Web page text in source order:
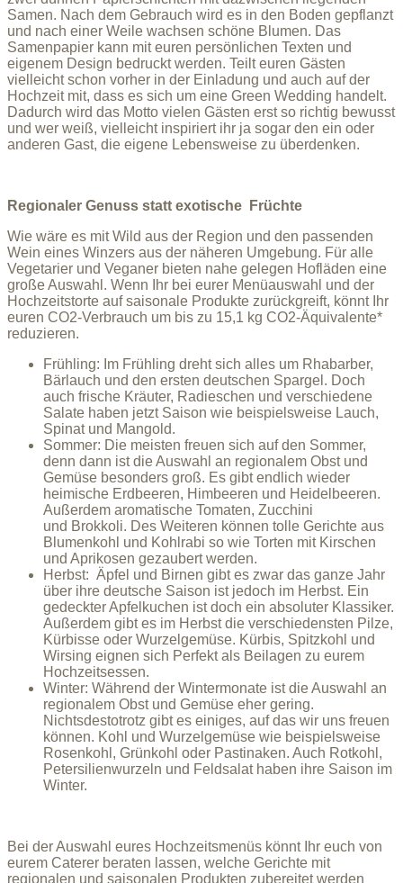
Samen. Nach dem Gebrauch wird es in den Boden gepflanzt
und nach einer Weile wachsen schöne Blumen. Das
Samenpapier kann mit euren persönlichen Texten und
eigenem Design bedruckt werden. Teilt euren Gästen
vielleicht schon vorher in der Einladung und auch auf der
Hochzeit mit, dass es sich um eine Green Wedding handelt.
Dadurch wird das Motto vielen Gästen erst so richtig bewusst
und wer weiß, vielleicht inspiriert ihr ja sogar den ein oder
anderen Gast, die eigene Lebensweise zu überdenken.
Regionaler Genuss statt exotische Früchte
Wie wäre es mit Wild aus der Region und den passenden
Wein eines Winzers aus der näheren Umgebung. Für alle
Vegetarier und Veganer bieten nahe gelegen Hofläden eine
große Auswahl. Wenn Ihr bei eurer Menüauswahl und der
Hochzeitstorte auf saisonale Produkte zurückgreift, könnt Ihr
euren CO2-Verbrauch um bis zu 15,1 kg CO2-Äquivalente*
reduzieren.
Frühling: Im Frühling dreht sich alles um Rhabarber,
Bärlauch und den ersten deutschen Spargel. Doch
auch frische Kräuter, Radieschen und verschiedene
Salate haben jetzt Saison wie beispielsweise Lauch,
Spinat und Mangold.
Sommer: Die meisten freuen sich auf den Sommer,
denn dann ist die Auswahl an regionalem Obst und
Gemüse besonders groß. Es gibt endlich wieder
heimische Erdbeeren, Himbeeren und Heidelbeeren.
Außerdem aromatische Tomaten, Zucchini
und Brokkoli. Des Weiteren können tolle Gerichte aus
Blumenkohl und Kohlrabi so wie Torten mit Kirschen
und Aprikosen gezaubert werden.
Herbst: Äpfel und Birnen gibt es zwar das ganze Jahr
über ihre deutsche Saison ist jedoch im Herbst. Ein
gedeckter Apfelkuchen ist doch ein absoluter Klassiker.
Außerdem gibt es im Herbst die verschiedensten Pilze,
Kürbisse oder Wurzelgemüse. Kürbis, Spitzkohl und
Wirsing eignen sich Perfekt als Beilagen zu eurem
Hochzeitsessen.
Winter: Während der Wintermonate ist die Auswahl an
regionalem Obst und Gemüse eher gering.
Nichtsdestotrotz gibt es einiges, auf das wir uns freuen
können. Kohl und Wurzelgemüse wie beispielsweise
Rosenkohl, Grünkohl oder Pastinaken. Auch Rotkohl,
Petersilienwurzeln und Feldsalat haben ihre Saison im
Winter.
Bei der Auswahl eures Hochzeitsmenüs könnt Ihr euch von
eurem Caterer beraten lassen, welche Gerichte mit
regionalen und saisonalen Produkten zubereitet werden